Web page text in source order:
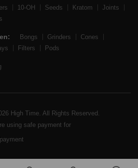
10-OH Seeds Kratom
Joints
Bongs Grinders
Cones
Filters Pods
High Time. All Rights Reserved.
using safe payment for